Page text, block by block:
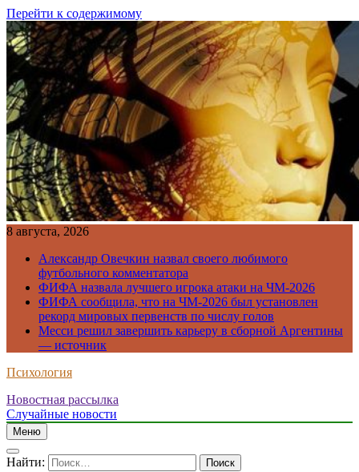
Перейти к содержимому
8 августа, 2026
Александр Овечкин назвал своего любимого
футбольного комментатора
ФИФА назвала лучшего игрока атаки на ЧМ-2026
ФИФА сообщила, что на ЧМ-2026 был установлен
рекорд мировых первенств по числу голов
Месси решил завершить карьеру в сборной Аргентины
— источник
Психология
Новостная рассылка
Случайные новости
Меню
Найти: